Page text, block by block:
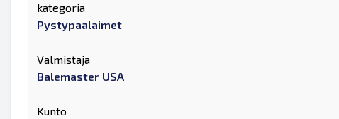
kategoria
Pystypaalaimet
Valmistaja
Balemaster USA
Kunto